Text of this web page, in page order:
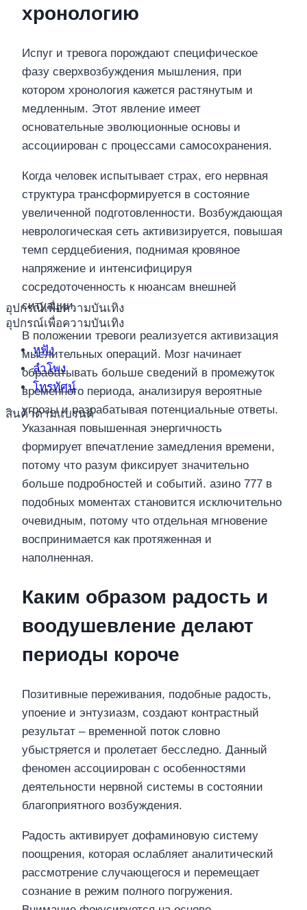
อุปกรณ์เพื่อความบันเทิง
อุปกรณ์เพื่อความบันเทิง
หูฟัง
ลำโพง
โทรทัศน์
สินค้าตามแบรนด์
хронологию
Испуг и тревога порождают специфическое
фазу сверхвозбуждения мышления, при
котором хронология кажется растянутым и
медленным. Этот явление имеет
основательные эволюционные основы и
ассоциирован с процессами самосохранения.
Когда человек испытывает страх, его нервная
структура трансформируется в состояние
увеличенной подготовленности. Возбуждающая
неврологическая сеть активизируется, повышая
темп сердцебиения, поднимая кровяное
напряжение и интенсифицируя
сосредоточенность к нюансам внешней
ситуации.
В положении тревоги реализуется активизация
мыслительных операций. Мозг начинает
обрабатывать больше сведений в промежуток
временного периода, анализируя вероятные
угрозы и разрабатывая потенциальные ответы.
Указанная повышенная энергичность
формирует впечатление замедления времени,
потому что разум фиксирует значительно
больше подробностей и событий. азино 777 в
подобных моментах становится исключительно
очевидным, потому что отдельная мгновение
воспринимается как протяженная и
наполненная.
Каким образом радость и
воодушевление делают
периоды короче
Позитивные переживания, подобные радость,
упоение и энтузиазм, создают контрастный
результат – временной поток словно
убыстряется и пролетает бесследно. Данный
феномен ассоциирован с особенностями
деятельности нервной системы в состоянии
благоприятного возбуждения.
Радость активирует дофаминовую систему
поощрения, которая ослабляет аналитический
рассмотрение случающегося и перемещает
сознание в режим полного погружения.